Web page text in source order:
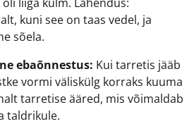
kuni see on taas vedel, ja
sõela.
ebaõnnestus: Kui tarretis jääb
vormi väliskülg korraks kuuma
tarretise ääred, mis võimaldab
taldrikule.